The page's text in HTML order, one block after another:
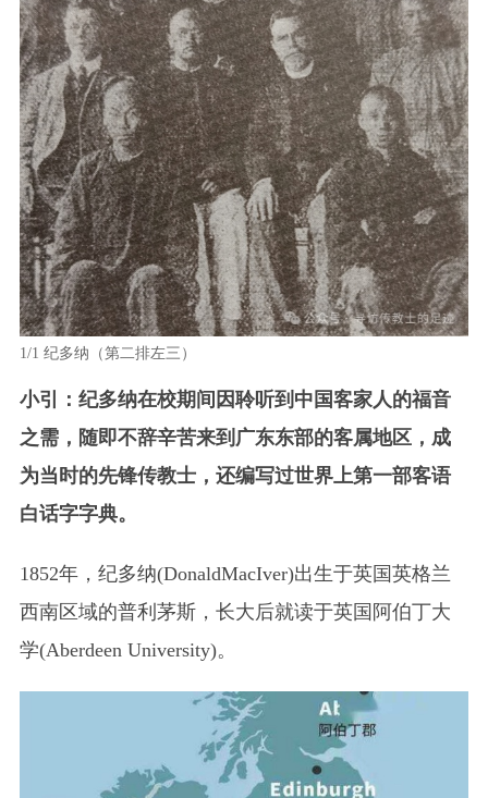
1/1 纪多纳（第二排左三）
小引：纪多纳在校期间因聆听到中国客家人的福音
之需，随即不辞辛苦来到广东东部的客属地区，成
为当时的先锋传教士，还编写过世界上第一部客语
白话字字典。
1852年，纪多纳(DonaldMacIver)出生于英国英格兰
西南区域的普利茅斯，长大后就读于英国阿伯丁大
学(Aberdeen University)。